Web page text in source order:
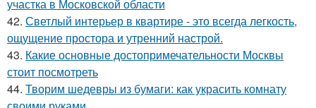
участка в Московской области
42. Светлый интерьер в квартире - это всегда легкость,
ощущение простора и утренний настрой.
43. Какие основные достопримечательности Москвы
стоит посмотреть
44. Творим шедевры из бумаги: как украсить комнату